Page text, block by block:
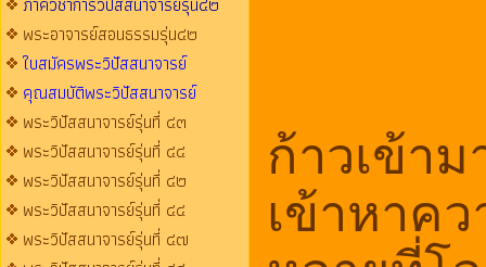
พระอาจารย์สอนธรรมรุ่น๔๒
ใบสมัครพระวิปัสสนาจารย์
คุณสมบัติพระวิปัสสนาจารย์
พระวิปัสสนาจารย์รุ่นที่ ๔๓
พระวิปัสสนาจารย์รุ่นที่ ๔๔
พระวิปัสสนาจารย์รุ่นที่ ๔๒
พระวิปัสสนาจารย์รุ่นที่ ๔๔
พระวิปัสสนาจารย์รุ่นที่ ๔๗
ก้าวเข้า
เข้าหาค